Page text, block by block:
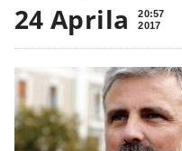
24 Aprila
20:57
2017